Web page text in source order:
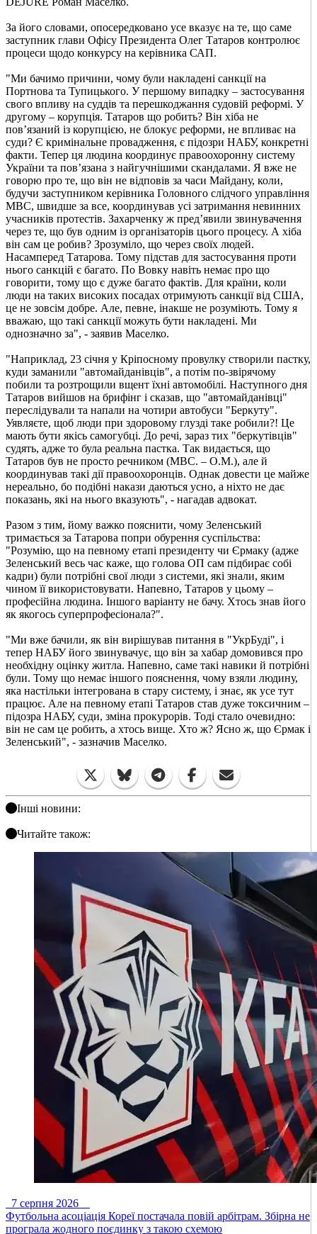
За його словами, опосередковано усе вказує на те, що саме
заступник глави Офісу Президента Олег Татаров контролює
процеси щодо конкурсу на керівника САП.
"Ми бачимо причини, чому були накладені санкції на
Портнова та Тупицького. У першому випадку – застосування
свого впливу на суддів та перешкоджання судовій реформі. У
другому – корупція. Татаров що робить? Він хіба не
пов’язаний із корупцією, не блокує реформи, не впливає на
суди? Є кримінальне провадження, є підозри НАБУ, конкретні
факти. Тепер ця людина координує правоохоронну систему
України та пов’язана з найгучнішими скандалами. Я вже не
говорю про те, що він не відповів за часи Майдану, коли,
будучи заступником керівника Головного слідчого управління
МВС, швидше за все, координував усі затримання невинних
учасників протестів. Захарченку ж пред’явили звинувачення
через те, що був одним із організаторів цього процесу. А хіба
він сам це робив? Зрозуміло, що через своїх людей.
Насамперед Татарова. Тому підстав для застосування проти
нього санкцій є багато. По Вовку навіть немає про що
говорити, тому що є дуже багато фактів. Для країни, коли
люди на таких високих посадах отримують санкції від США,
це не зовсім добре. Але, певне, інакше не розуміють. Тому я
вважаю, що такі санкції можуть бути накладені. Ми
однозначно за", - заявив Маселко.
"Наприклад, 23 січня у Кріпосному провулку створили пастку,
куди заманили "автомайданівців", а потім по-звірячому
побили та розтрощили вщент їхні автомобілі. Наступного дня
Татаров вийшов на брифінг і сказав, що "автомайданівці"
переслідували та напали на чотири автобуси "Беркуту".
Уявляєте, щоб люди при здоровому глузді таке робили?! Це
мають бути якісь самогубці. До речі, зараз тих "беркутівців"
судять, адже то була реальна пастка. Так видається, що
Татаров був не просто речником (МВС. – О.М.), але й
координував такі дії правоохоронців. Однак довести це майже
нереально, бо подібні накази даються усно, а ніхто не дає
показань, які на нього вказують", - нагадав адвокат.
Разом з тим, йому важко пояснити, чому Зеленський
тримається за Татарова попри обурення суспільства:
"Розумію, що на певному етапі президенту чи Єрмаку (адже
Зеленський весь час каже, що голова ОП сам підбирає собі
кадри) були потрібні свої люди з системи, які знали, яким
чином її використовувати. Напевно, Татаров у цьому –
професійна людина. Іншого варіанту не бачу. Хтось знав його
як якогось суперпрофесіонала?".
"Ми вже бачили, як він вирішував питання в "УкрБуді", і
тепер НАБУ його звинувачує, що він за хабар домовився про
необхідну оцінку житла. Напевно, саме такі навики й потрібні
були. Тому що немає іншого пояснення, чому взяли людину,
яка настільки інтегрована в стару систему, і знає, як усе тут
працює. Але на певному етапі Татаров став дуже токсичним –
підозра НАБУ, суди, зміна прокурорів. Тоді стало очевидно:
він не сам це робить, а хтось вище. Хто ж? Ясно ж, що Єрмак і
Зеленський", - зазначив Маселко.
Інші новини:
Читайте також:
7 серпня 2026
Футбольна асоціація Кореї постачала повій арбітрам. Збірна не
програла жодного поєдинку з такою схемою